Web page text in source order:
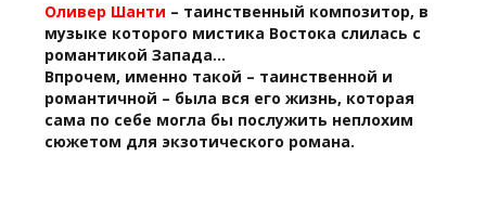
Оливер Шанти – таинственный композитор, в
музыке которого мистика Востока слилась с
романтикой Запада…
Впрочем, именно такой – таинственной и
романтичной – была вся его жизнь, которая
сама по себе могла бы послужить неплохим
сюжетом для экзотического романа.